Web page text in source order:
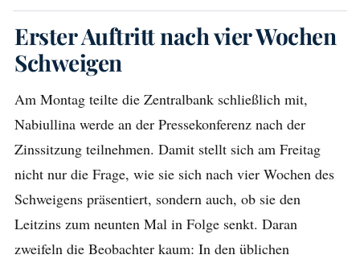
Erster Auftritt nach vier Wochen
Schweigen
Am Montag teilte die Zentralbank schließlich mit,
Nabiullina werde an der Pressekonferenz nach der
Zinssitzung teilnehmen. Damit stellt sich am Freitag
nicht nur die Frage, wie sie sich nach vier Wochen des
Schweigens präsentiert, sondern auch, ob sie den
Leitzins zum neunten Mal in Folge senkt. Daran
zweifeln die Beobachter kaum: In den üblichen